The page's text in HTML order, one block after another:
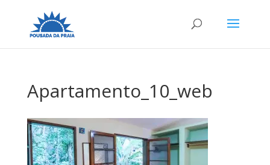
Apartamento_10_web